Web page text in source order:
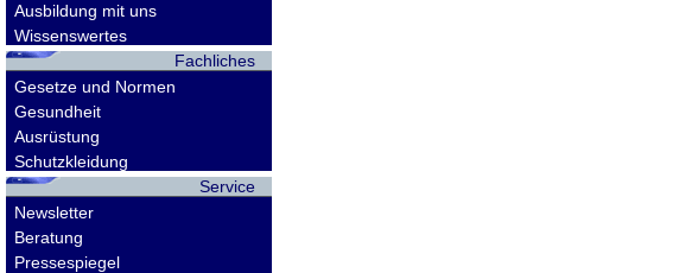
Ausbildung mit uns
Wissenswertes
Fachliches
Gesetze und Normen
Gesundheit
Ausrüstung
Schutzkleidung
Service
Newsletter
Beratung
Pressespiegel